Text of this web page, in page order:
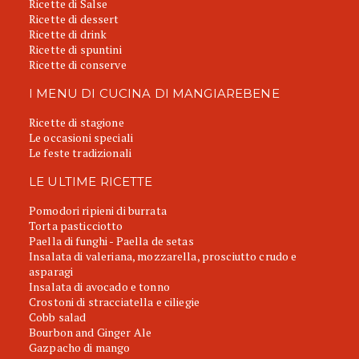
Ricette di Salse
Ricette di dessert
Ricette di drink
Ricette di spuntini
Ricette di conserve
I MENU DI CUCINA DI MANGIAREBENE
Ricette di stagione
Le occasioni speciali
Le feste tradizionali
LE ULTIME RICETTE
Pomodori ripieni di burrata
Torta pasticciotto
Paella di funghi - Paella de setas
Insalata di valeriana, mozzarella, prosciutto crudo e
asparagi
Insalata di avocado e tonno
Crostoni di stracciatella e ciliegie
Cobb salad
Bourbon and Ginger Ale
Gazpacho di mango